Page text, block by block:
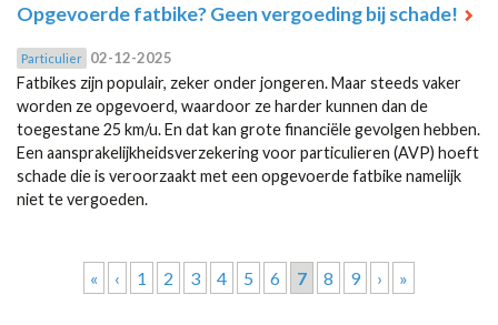
Opgevoerde fatbike? Geen vergoeding bij schade!
Particulier 02-12-2025
Fatbikes zijn populair, zeker onder jongeren. Maar steeds vaker
worden ze opgevoerd, waardoor ze harder kunnen dan de
toegestane 25 km/u. En dat kan grote financiële gevolgen hebben.
Een aansprakelijkheidsverzekering voor particulieren (AVP) hoeft
schade die is veroorzaakt met een opgevoerde fatbike namelijk
niet te vergoeden.
« ‹ 1 2 3 4 5 6 7 8 9 › »